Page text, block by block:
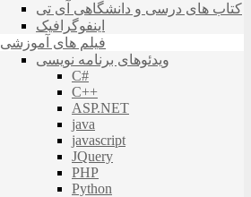
کتاب های درسی و دانشگاهی آی تی
اینفوگرافیک
فیلم های آموزشی
ویدئوهای برنامه نویسی
C#
C++
ASP.NET
java
javascript
JQuery
PHP
Python